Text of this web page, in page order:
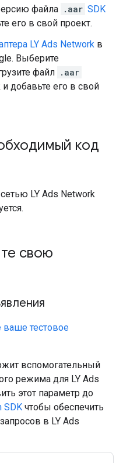
файла .aar SDK
его в свой проект.
LY Ads Network в
Выберите
файл .aar
и добавьте его в свой
код
LY Ads Network
свою
ваше тестовое
вспомогательный
режима для LY Ads
этот параметр до
SDK чтобы обеспечить
в LY Ads